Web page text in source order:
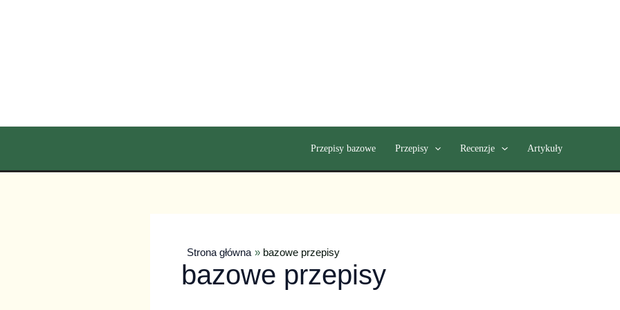
Przepisy bazowe Przepisy Recenzje Artykuły
Strona główna bazowe przepisy
bazowe przepisy